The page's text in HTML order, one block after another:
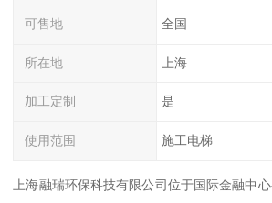
可售地 全国
所在地 上海
加工定制 是
使用范围 施工电梯
上海融瑞环保科技有限公司位于国际金融中